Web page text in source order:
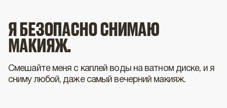
Я БЕЗОПАСНО СНИМАЮ
МАКИЯЖ.
Смешайте меня с каплей воды на ватном диске, и я
сниму любой, даже самый вечерний макияж.